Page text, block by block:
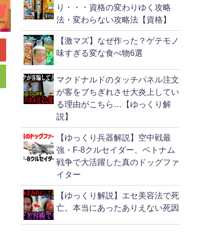
り・・・資格の変わりゆく攻略
法・変わらない攻略法【資格】
【激マズ】なぜ作った？ゲテモノ
味すぎる変な食べ物6選
マクドナルドのタッチパネル注文
が客をブちぎれさせ大炎上してい
る理由がこちら…【ゆっくり解
説】
【ゆっくり兵器解説】空中戦最
強・F-8クルセイダー、ベトナム
戦争で大活躍した真のドッグファ
イター
【ゆっくり解説】エセ美容法で死
亡。本当にあったありえない死因